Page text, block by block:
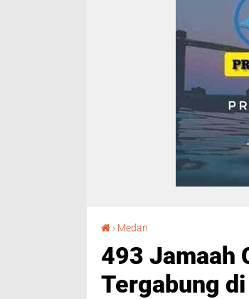
› Medan
493 Jamaah
Tergabung